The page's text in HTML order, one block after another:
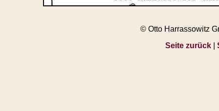
© Otto Harrassowitz
Seite zurück|